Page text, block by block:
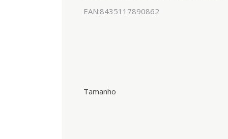
EAN:8435117890862
Tamanho